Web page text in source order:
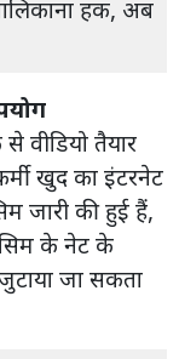
हक, अब
वीडियो तैयार
खुद का इंटरनेट
जारी की हुई हैं,
सिम के नेट के
जा सकता